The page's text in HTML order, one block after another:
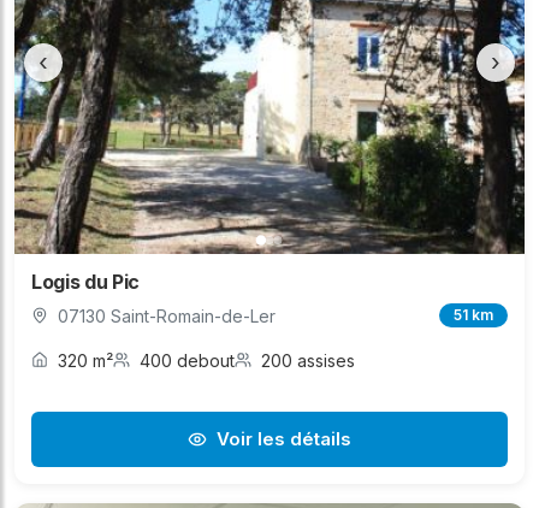
‹ ›
Logis du Pic
07130 Saint-Romain-de-Ler 51 km
320 m² 400 debout 200 assises
Voir les détails